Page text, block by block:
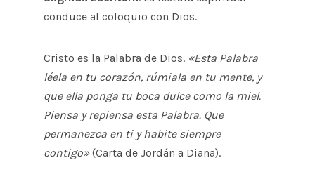
conduce al coloquio con Dios.
Cristo es la Palabra de Dios. «Esta Palabra
léela en tu corazón, rúmiala en tu mente, y
que ella ponga tu boca dulce como la miel.
Piensa y repiensa esta Palabra. Que
permanezca en ti y habite siempre
contigo»(Carta de Jordán a Diana).